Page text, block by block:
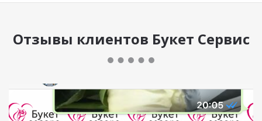
Отзывы клиентов Букет Сервис